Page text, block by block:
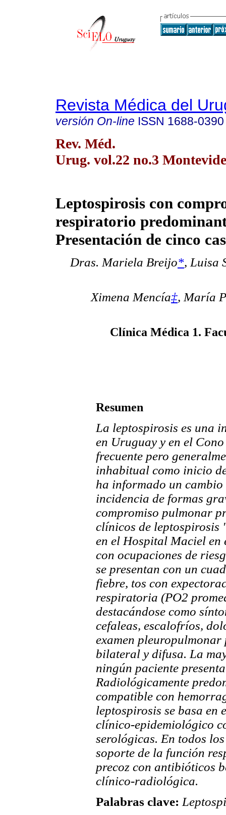
Revista Médica del
versión On-line ISSN 1688-0390
Rev. Méd.
Urug. vol.22 no.3
Leptospirosis con
respiratorio
Presentación de cinco
Dras. Mariela Breijo*, Luisa
Ximena Mencía‡, María
Clínica Médica 1.
Resumen
La leptospirosis es una
en Uruguay y en el
frecuente pero
inhabitual como inicio
ha informado un
incidencia de formas
compromiso pulmonar
clínicos de leptospirosis
en el Hospital Maciel en
con ocupaciones de
se presentan con un
fiebre, tos con
respiratoria (PO2
destacándose como
cefaleas, escalofríos,
examen
bilateral y difusa. La
ningún paciente
Radiológicamente
compatible con
leptospirosis se basa en
clínico-epidemiológico
serológicas. En todos
soporte de la función
precoz con antibióticos
clínico-radiológica.
Palabras clave: